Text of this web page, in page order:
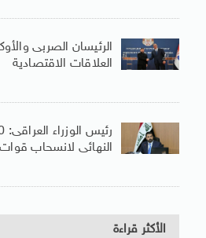
الرئيسان الصربى
العلاقات الاقتصادية
النهائى لانسحاب
الأكثر قراءة